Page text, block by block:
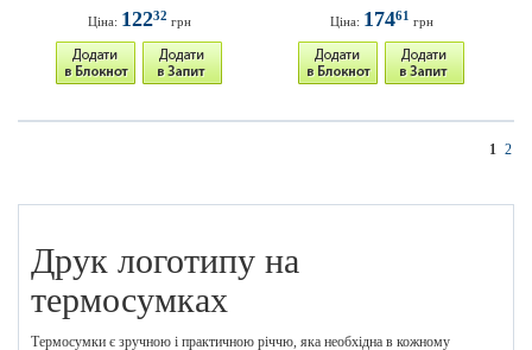
Ціна: 12232 грн Ціна: 17461 грн
1 2
Друк логотипу на
термосумках
Термосумки є зручною і практичною річчю, яка необхідна в кожному